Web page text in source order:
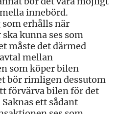
innebörd.
erhålls när
kunna ses som
måste det därmed
mellan
som köper bilen
bör rimligen dessutom
förvärva bilen för det
ett sådant